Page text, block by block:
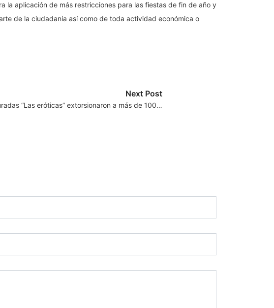
la aplicación de más restricciones para las fiestas de fin de año y
de la ciudadanía así como de toda actividad económica o
Next Post
“Las eróticas” extorsionaron a más de 100…